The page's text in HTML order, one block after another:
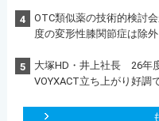
4
OTC類似薬の技術的検討
度の変形性膝関節症は除
5
大塚HD・井上社長 26年
VOYXACT立ち上がり好調